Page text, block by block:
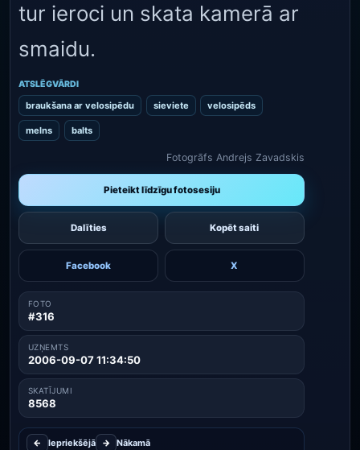
tur ieroci un skata kamerā ar
smaidu.
ATSLĒGVĀRDI
braukšana ar velosipēdu sieviete velosipēds
melns balts
Fotogrāfs Andrejs Zavadskis
Pieteikt līdzīgu fotosesiju
Dalīties Kopēt saiti
Facebook X
FOTO
#316
UZŅEMTS
2006-09-07 11:34:50
SKATĪJUMI
8568
← Iepriekšējā → Nākamā